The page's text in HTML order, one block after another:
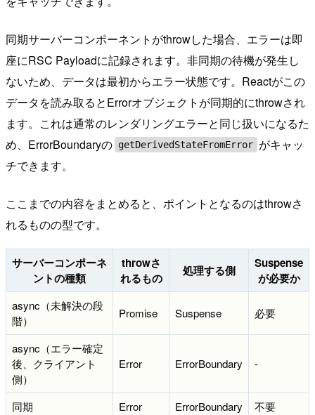
同期サーバーコンポーネントがthrowした場合、エラーは即
座にRSC Payloadに記録されます。非同期の待機が発生し
ないため、データは最初からエラー状態です。Reactがこの
データを読み取るとErrorオブジェクトが同期的にthrowされ
ます。これは通常のレンダリングエラーと同じ扱いになるた
め、ErrorBoundaryの getDerivedStateFromError がキャッ
チできます。
ここまでの内容をまとめると、ポイントとなるのはthrowさ
れるものの型です。
サーバーコンポーネ
ントの種類
throwさ
れるもの
処理する側
Suspense
が必要か
async（未解決の段
階）
Promise Suspense 必要
async（エラー確定
後、クライアント
側）
Error ErrorBoundary -
同期 Error ErrorBoundary 不要